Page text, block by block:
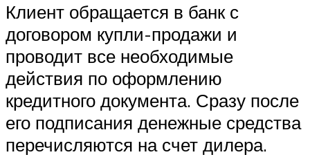
Клиент обращается в банк с
договором купли-продажи и
проводит все необходимые
действия по оформлению
кредитного документа. Сразу после
его подписания денежные средства
перечисляются на счет дилера.